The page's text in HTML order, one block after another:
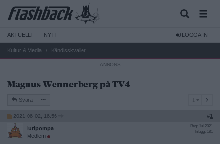
AKTUELLT NYTT LOGGA IN
Kultur & Media Kändisskvaller
Magnus Wennerberg på TV4
Svara
2021-08-02, 18:56 #1
luripompa
Medlem
Reg: Jul 2021
Inlägg: 181